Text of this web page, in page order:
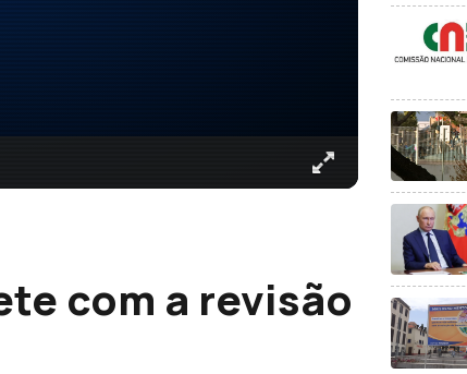
com a revisão